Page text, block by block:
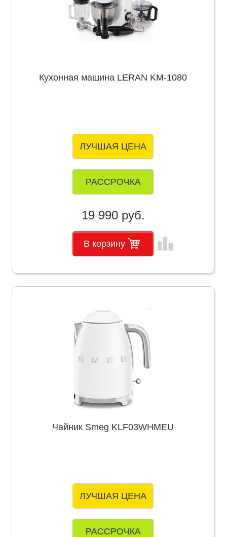
Кухонная машина LERAN KM-1080
ЛУЧШАЯ ЦЕНА
РАССРОЧКА
19 990 руб.
В корзину leaderboard
Чайник Smeg KLF03WHMEU
ЛУЧШАЯ ЦЕНА
РАССРОЧКА